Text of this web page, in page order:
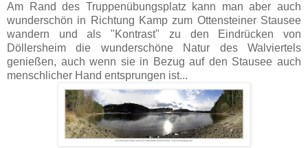
Am Rand des Truppenübungsplatz kann man aber auch
wunderschön in Richtung Kamp zum Ottensteiner Stausee
wandern und als "Kontrast" zu den Eindrücken von
Döllersheim die wunderschöne Natur des Walviertels
genießen, auch wenn sie in Bezug auf den Stausee auch
menschlicher Hand entsprungen ist...